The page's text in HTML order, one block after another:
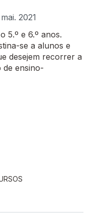
mai. 2021
5.º e 6.º anos.
se a alunos e
desejem recorrer a
de ensino-